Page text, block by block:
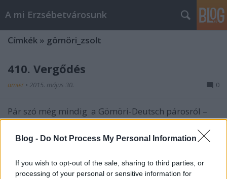
Blog - Do Not Process My Personal Information
If you wish to opt-out of the sale, sharing to third parties, or
processing of your personal or sensitive information for
A mi Erzsébetvárosunk
Címkék » gömöri_zsolt
410. Vergődés
amier • 2015. május 30. 0
Pár szó még mindig a Gömöri-Deutsch párosról –
Bizalom nélkül nem tud dolgozni Gömöri Zsolt a
Paralimpiai Bizottság elnöke. Ő maga mondta, és
akkor ez egészen biztosan így is van. Viszont a
közgyűlés vonja meg tőle. Persze…